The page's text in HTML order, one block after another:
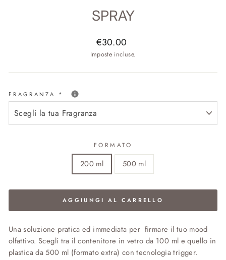
SPRAY
Prezzo
di
€30.00
Imposte incluse.
FRAGRANZA *
FORMATO
200 ml 500 ml
AGGIUNGI AL CARRELLO
Una soluzione pratica ed immediata per firmare il tuo mood
olfattivo. Scegli tra il contenitore in vetro da 100 ml e quello in
plastica da 500 ml (formato extra) con tecnologia trigger.